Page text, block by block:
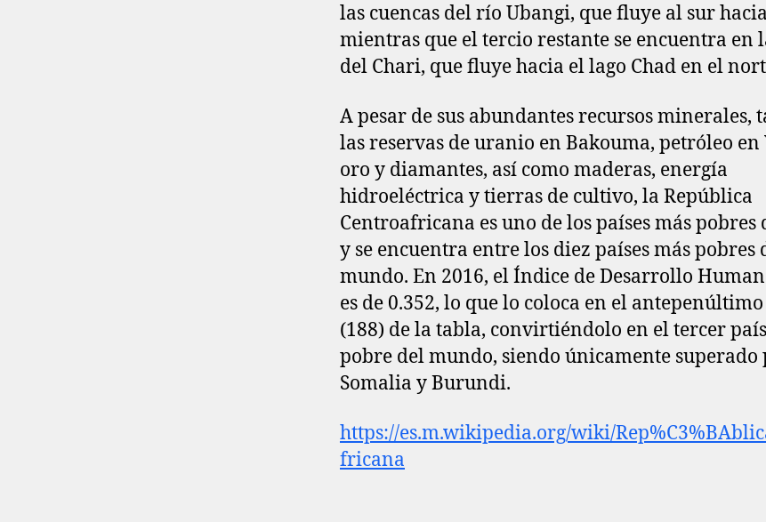
las cuencas del río Ubangi, que fluye al sur
mientras que el tercio restante se encuentra en
del Chari, que fluye hacia el lago Chad en el
A pesar de sus abundantes recursos minerales,
las reservas de uranio en Bakouma, petróleo en
oro y diamantes, así como maderas, energía
hidroeléctrica y tierras de cultivo, la República
Centroafricana es uno de los países más pobres
y se encuentra entre los diez países más pobres
mundo. En 2016, el Índice de Desarrollo
es de 0.352, lo que lo coloca en el
(188) de la tabla, convirtiéndolo en el tercer
pobre del mundo, siendo únicamente superado
Somalia y Burundi.
https://es.m.wikipedia.org/wiki/
fricana